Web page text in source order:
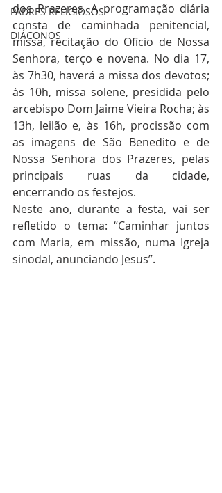
PADRES RELIGIOSOS
DIÁCONOS
dos Prazeres. A programação diária
consta de caminhada penitencial,
missa, recitação do Ofício de Nossa
Senhora, terço e novena. No dia 17,
às 7h30, haverá a missa dos devotos;
às 10h, missa solene, presidida pelo
arcebispo Dom Jaime Vieira Rocha; às
13h, leilão e, às 16h, procissão com
as imagens de São Benedito e de
Nossa Senhora dos Prazeres, pelas
principais ruas da cidade,
encerrando os festejos.
Neste ano, durante a festa, vai ser
refletido o tema: “Caminhar juntos
com Maria, em missão, numa Igreja
sinodal, anunciando Jesus”.